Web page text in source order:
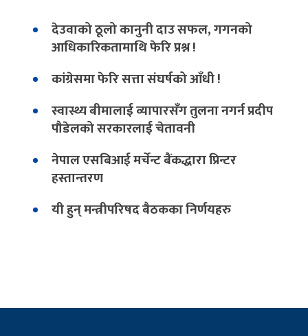
देउवाको ठूलो कानुनी दाउ सफल, गगनको
आधिकारिकतामाथि फेरि प्रश्न !
कांग्रेसमा फेरि सत्ता संघर्षको आँधी !
स्वास्थ्य बीमालाई व्यापारसँग तुलना नगर्न प्रदीप
पौडेलको सरकारलाई चेतावनी
नेपाल एसबिआई मर्चेन्ट बैंकद्धारा प्रिन्टर
हस्तान्तरण
यी हुन् मन्त्रीपरिषद बैठकका निर्णयहरु